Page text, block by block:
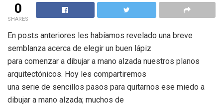
0
SHARES
En posts anteriores les habíamos revelado una breve
semblanza acerca de elegir un buen lápiz
para comenzar a dibujar a mano alzada nuestros planos
arquitectónicos. Hoy les compartiremos
una serie de sencillos pasos para quitarnos ese miedo a
dibujar a mano alzada; muchos de